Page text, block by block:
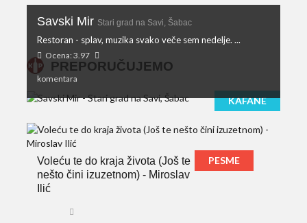
PREPORUČUJEMO
KAFANE
Savski Mir Stari grad na Savi, Šabac
Restoran - splav, muzika svako veče sem nedelje. ...
Ocena: 3.97
komentara
Voleću te do kraja života (Još te
nešto čini izuzetnom) - Miroslav
Ilić
PESME